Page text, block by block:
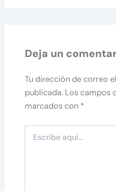
Deja un
Tu dirección de correo
publicada. Los campos
marcados con *
aquí...